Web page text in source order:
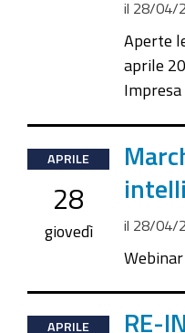
il 28/04/
Aperte
aprile
Impresa
2022-
04-
28T10:00:00+02:00
2022-
APRILE
28
giovedì il 28/04/
2022-
APRILE RE-